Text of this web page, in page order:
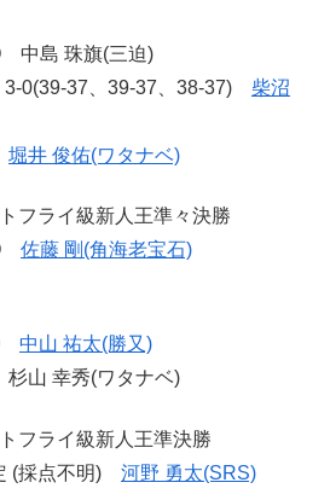
中島 珠旗(三迫)
0(39-37、39-37、38-37) 柴沼
堀井 俊佑(ワタナベ)
フライ級新人王準々決勝
佐藤 剛(角海老宝石)
中山 祐太(勝又)
山 幸秀(ワタナベ)
フライ級新人王準決勝
(採点不明) 河野 勇太(SRS)